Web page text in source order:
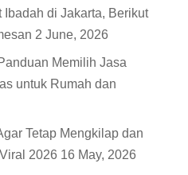
Ibadah di Jakarta, Berikut
2 June, 2026
Memilih Jasa
untuk Rumah dan
Tetap Mengkilap dan
2026 16 May, 2026